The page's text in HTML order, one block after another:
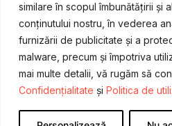
similare în scopul îmbunătățirii și
conținutului nostru, în vederea
furnizării de publicitate și a
malware, precum și împotriva
mai multe detalii, vă rugăm să
Confidențialitate și Politica de